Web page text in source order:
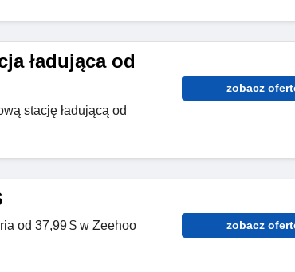
ładująca od
stację ładującą od
zobacz
od 37,99 $ w Zeehoo zobacz